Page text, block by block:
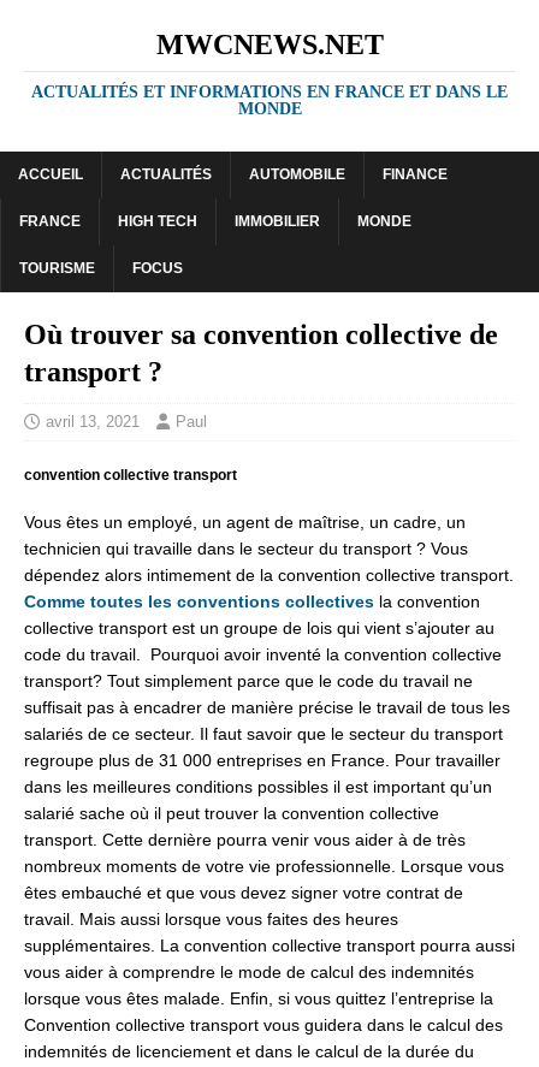
MWCNEWS.NET
ACTUALITÉS ET INFORMATIONS EN FRANCE ET DANS LE
MONDE
ACCUEIL ACTUALITÉS AUTOMOBILE FINANCE
FRANCE HIGH TECH IMMOBILIER MONDE
TOURISME FOCUS
Où trouver sa convention collective de
transport ?
avril 13, 2021 Paul
convention collective transport
Vous êtes un employé, un agent de maîtrise, un cadre, un
technicien qui travaille dans le secteur du transport ? Vous
dépendez alors intimement de la convention collective transport.
Comme toutes les conventions collectives la convention
collective transport est un groupe de lois qui vient s’ajouter au
code du travail. Pourquoi avoir inventé la convention collective
transport? Tout simplement parce que le code du travail ne
suffisait pas à encadrer de manière précise le travail de tous les
salariés de ce secteur. Il faut savoir que le secteur du transport
regroupe plus de 31 000 entreprises en France. Pour travailler
dans les meilleures conditions possibles il est important qu’un
salarié sache où il peut trouver la convention collective
transport. Cette dernière pourra venir vous aider à de très
nombreux moments de votre vie professionnelle. Lorsque vous
êtes embauché et que vous devez signer votre contrat de
travail. Mais aussi lorsque vous faites des heures
supplémentaires. La convention collective transport pourra aussi
vous aider à comprendre le mode de calcul des indemnités
lorsque vous êtes malade. Enfin, si vous quittez l’entreprise la
Convention collective transport vous guidera dans le calcul des
indemnités de licenciement et dans le calcul de la durée du